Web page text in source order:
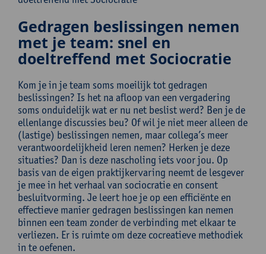
Gedragen beslissingen nemen
met je team: snel en
doeltreffend met Sociocratie
Kom je in je team soms moeilijk tot gedragen
beslissingen? Is het na afloop van een vergadering
soms onduidelijk wat er nu net beslist werd? Ben je de
ellenlange discussies beu? Of wil je niet meer alleen de
(lastige) beslissingen nemen, maar collega’s meer
verantwoordelijkheid leren nemen? Herken je deze
situaties? Dan is deze nascholing iets voor jou. Op
basis van de eigen praktijkervaring neemt de lesgever
je mee in het verhaal van sociocratie en consent
besluitvorming. Je leert hoe je op een efficiënte en
effectieve manier gedragen beslissingen kan nemen
binnen een team zonder de verbinding met elkaar te
verliezen. Er is ruimte om deze cocreatieve methodiek
in te oefenen.